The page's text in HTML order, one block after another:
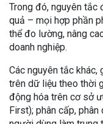
Trong đó, nguyên tắc
quả – mọi hợp phần
thể đo lường, nâng
doanh nghiệp.
Các nguyên tắc khác,
trên dữ liệu theo thời
động hóa trên cơ sở
First); phân cấp,